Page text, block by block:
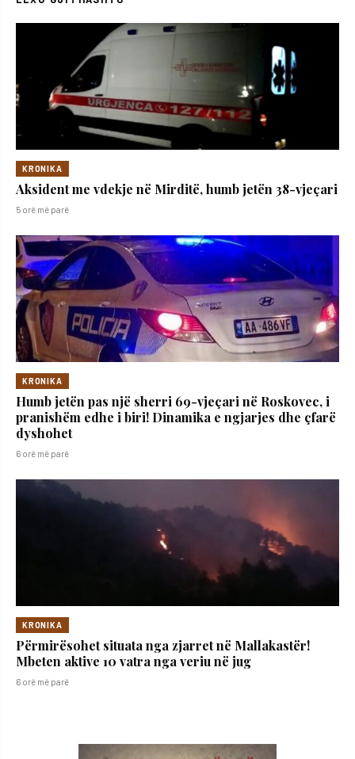
KRONIKA
Aksident me vdekje në Mirditë, humb jetën 38-vjeçari
5 orë më parë
KRONIKA
Humb jetën pas një sherri 69-vjeçari në Roskovec, i
pranishëm edhe i biri! Dinamika e ngjarjes dhe çfarë
dyshohet
6 orë më parë
KRONIKA
Përmirësohet situata nga zjarret në Mallakastër!
Mbeten aktive 10 vatra nga veriu në jug
6 orë më parë